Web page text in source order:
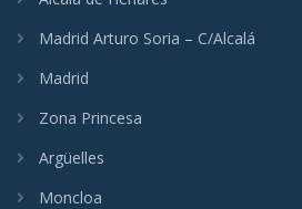
Madrid Arturo Soria – C/Alcalá
Madrid
Zona Princesa
Argüelles
Moncloa